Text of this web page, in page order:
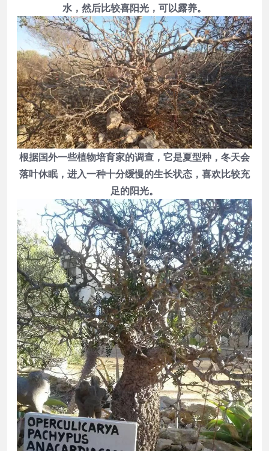
水，然后比较喜阳光，可以露养。
根据国外一些植物培育家的调查，它是夏型种，冬天会
落叶休眠，进入一种十分缓慢的生长状态，喜欢比较充
足的阳光。